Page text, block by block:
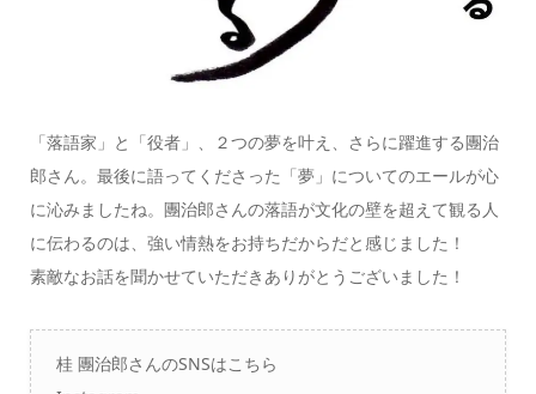
「落語家」と「役者」、２つの夢を叶え、さらに躍進する團治
郎さん。最後に語ってくださった「夢」についてのエールが心
に沁みましたね。團治郎さんの落語が文化の壁を超えて観る人
に伝わるのは、強い情熱をお持ちだからだと感じました！
素敵なお話を聞かせていただきありがとうございました！
桂 團治郎さんのSNSはこちら